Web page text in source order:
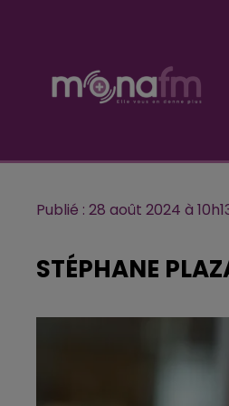
Publié : 28 août 2024 à
STÉPHANE